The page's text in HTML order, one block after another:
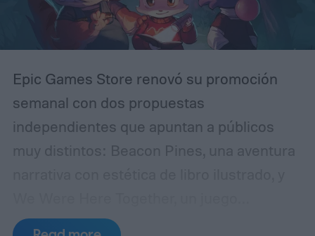
Epic Games Store renovó su promoción
semanal con dos propuestas
independientes que apuntan a públicos
muy distintos: Beacon Pines, una aventura
cooperativo de puzles que solo puede